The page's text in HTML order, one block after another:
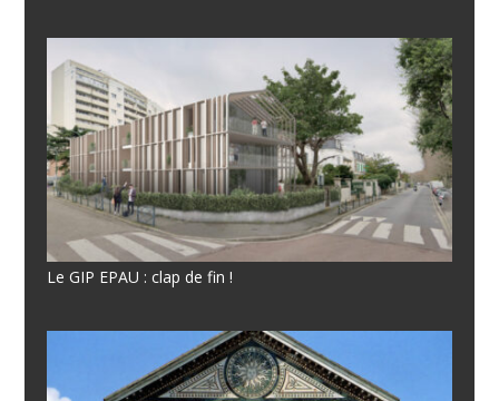
Le GIP EPAU : clap de fin !